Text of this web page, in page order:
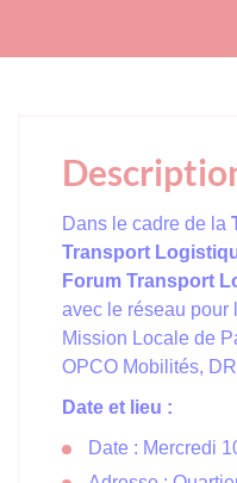
Dans le cadre de la
Transport
Forum Transport
avec le réseau pour
Mission Locale de
OPCO Mobilités,
Date et lieu :
Date : Mercredi